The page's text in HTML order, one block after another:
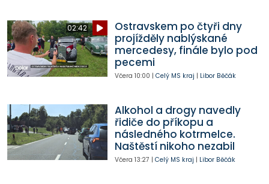
02:42
Ostravskem po čtyři dny
projížděly nablýskané
mercedesy, finále bylo pod
pecemi
Včera 10:00 | Celý MS kraj | Libor Běčák
Alkohol a drogy navedly
řidiče do příkopu a
následného kotrmelce.
Naštěstí nikoho nezabil
Včera 13:27 | Celý MS kraj | Libor Běčák